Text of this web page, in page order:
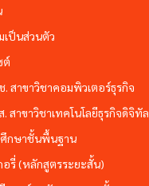
เป็นส่วนตัว
ต์
สาขาวิชาคอมพิวเตอร์ธุรกิจ
สาขาวิชาเทคโนโลยีธุรกิจดิจิทัล
กษาชั้นพื้นฐาน
อรี่ (หลักสูตรระยะสั้น)